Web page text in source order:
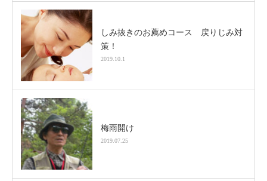
しみ抜きのお薦めコース 戻りじみ対
策！
2019.10.1
梅雨開け
2019.07.25